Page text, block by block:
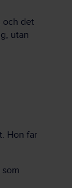
och det
utan
Hon far